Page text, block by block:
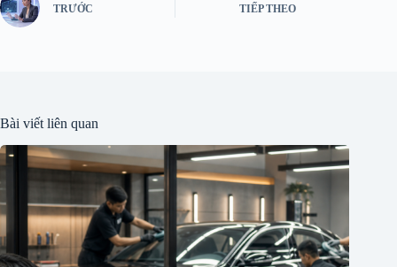
TRƯỚC TIẾP THEO
Bài viết liên quan